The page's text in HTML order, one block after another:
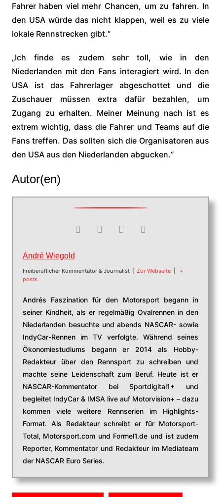
Fahrer haben viel mehr Chancen, um zu fahren. In
den USA würde das nicht klappen, weil es zu viele
lokale Rennstrecken gibt.“
„Ich finde es zudem sehr toll, wie in den
Niederlanden mit den Fans interagiert wird. In den
USA ist das Fahrerlager abgeschottet und die
Zuschauer müssen extra dafür bezahlen, um
Zugang zu erhalten. Meiner Meinung nach ist es
extrem wichtig, dass die Fahrer und Teams auf die
Fans treffen. Das sollten sich die Organisatoren aus
den USA aus den Niederlanden abgucken.“
Autor(en)
André Wiegold
Freiberuflicher Kommentator & Journalist Zur Webseite
+
posts
Andrés Faszination für den Motorsport begann in
seiner Kindheit, als er regelmäßig Ovalrennen in den
Niederlanden besuchte und abends NASCAR- sowie
IndyCar-Rennen im TV verfolgte. Während seines
Ökonomiestudiums begann er 2014 als Hobby-
Redakteur über den Rennsport zu schreiben und
machte seine Leidenschaft zum Beruf. Heute ist er
NASCAR-Kommentator bei Sportdigital1+ und
begleitet IndyCar & IMSA live auf Motorvision+ – dazu
kommen viele weitere Rennserien im Highlights-
Format. Als Redakteur schreibt er für Motorsport-
Total, Motorsport.com und Formel1.de und ist zudem
Reporter, Kommentator und Redakteur im Mediateam
der NASCAR Euro Series.